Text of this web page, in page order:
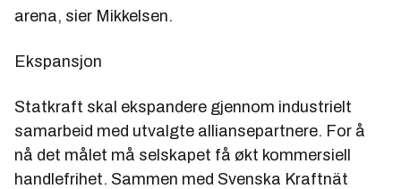
arena, sier Mikkelsen.
Ekspansjon
Statkraft skal ekspandere gjennom industrielt
samarbeid med utvalgte alliansepartnere. For å
nå det målet må selskapet få økt kommersiell
handlefrihet. Sammen med Svenska Kraftnät